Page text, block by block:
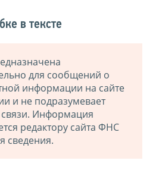
в тексте
для сообщений о
информации на сайте
и не подразумевает
Информация
редактору сайта ФНС
сведения.